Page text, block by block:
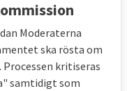
Moderaterna
ska rösta om
Processen kritiseras
samtidigt som